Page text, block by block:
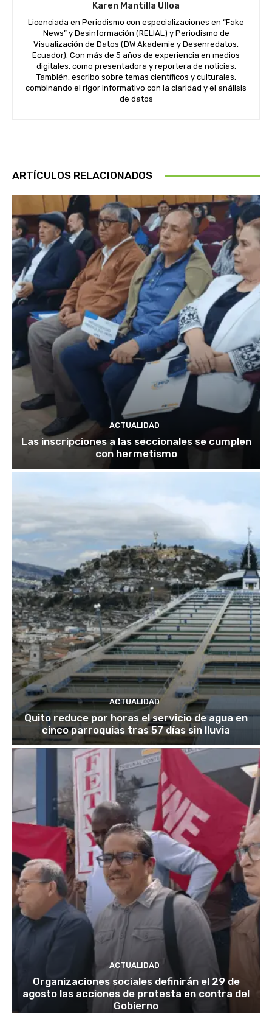
Karen Mantilla Ulloa
Licenciada en Periodismo con especializaciones en “Fake
News” y Desinformación (RELIAL) y Periodismo de
Visualización de Datos (DW Akademie y Desenredatos,
Ecuador). Con más de 5 años de experiencia en medios
digitales, como presentadora y reportera de noticias.
También, escribo sobre temas científicos y culturales,
combinando el rigor informativo con la claridad y el análisis
de datos
ARTÍCULOS RELACIONADOS
ACTUALIDAD
Las inscripciones a las seccionales se cumplen
con hermetismo
ACTUALIDAD
Quito reduce por horas el servicio de agua en
cinco parroquias tras 57 días sin lluvia
ACTUALIDAD
Organizaciones sociales definirán el 29 de
agosto las acciones de protesta en contra del
Gobierno